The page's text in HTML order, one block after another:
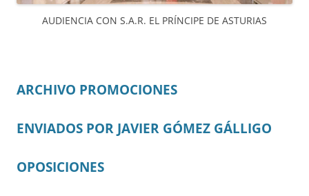
AUDIENCIA CON S.A.R. EL PRÍNCIPE DE ASTURIAS
ARCHIVO PROMOCIONES
ENVIADOS POR JAVIER GÓMEZ GÁLLIGO
OPOSICIONES